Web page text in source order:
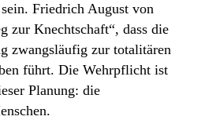
Friedrich August von
zur Knechtschaft“, dass die
zwangsläufig zur totalitären
führt. Die Wehrpflicht ist
Planung: die